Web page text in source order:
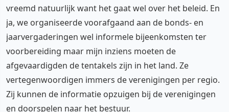
vreemd natuurlijk want het gaat wel over het beleid. En
ja, we organiseerde voorafgaand aan de bonds- en
jaarvergaderingen wel informele bijeenkomsten ter
voorbereiding maar mijn inziens moeten de
afgevaardigden de tentakels zijn in het land. Ze
vertegenwoordigen immers de verenigingen per regio.
Zij kunnen de informatie opzuigen bij de verenigingen
en doorspelen naar het bestuur.